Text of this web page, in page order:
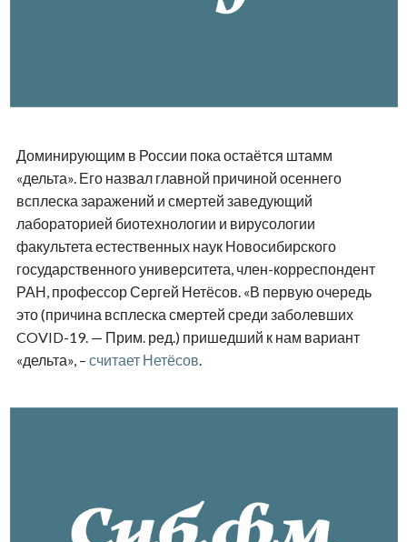
Доминирующим в России пока остаётся штамм
«дельта». Его назвал главной причиной осеннего
всплеска заражений и смертей заведующий
лабораторией биотехнологии и вирусологии
факультета естественных наук Новосибирского
государственного университета, член-корреспондент
РАН, профессор Сергей Нетёсов. «В первую очередь
это (причина всплеска смертей среди заболевших
COVID-19. — Прим. ред.) пришедший к нам вариант
«дельта», – считает Нетёсов